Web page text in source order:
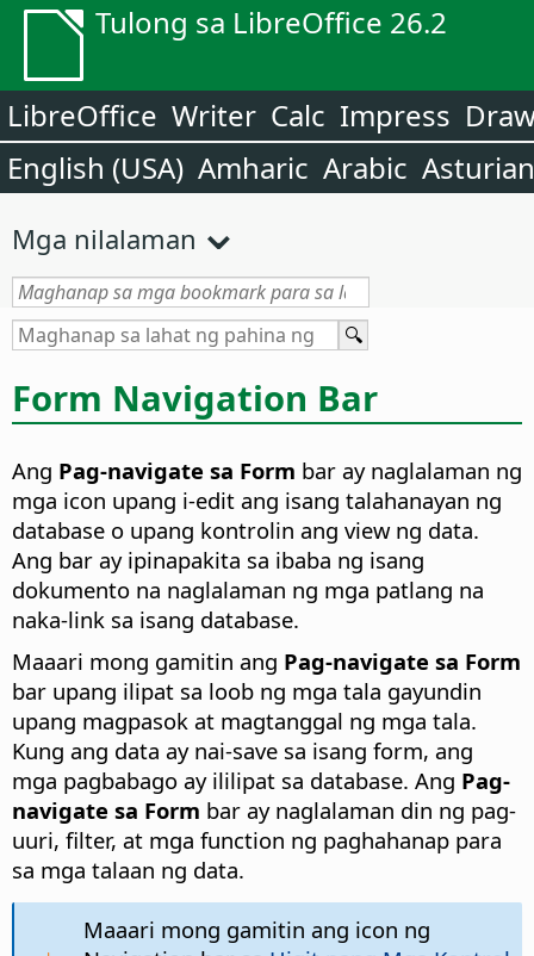
Tulong sa LibreOffice 26.2
LibreOffice Writer Calc Impress
English (USA) Amharic Arabic Asturian
Mga nilalaman
Form Navigation Bar
Ang Pag-navigate sa Form bar ay naglalaman ng
mga icon upang i-edit ang isang talahanayan ng
database o upang kontrolin ang view ng data.
Ang bar ay ipinapakita sa ibaba ng isang
dokumento na naglalaman ng mga patlang na
naka-link sa isang database.
Maaari mong gamitin ang Pag-navigate sa Form
bar upang ilipat sa loob ng mga tala gayundin
upang magpasok at magtanggal ng mga tala.
Kung ang data ay nai-save sa isang form, ang
mga pagbabago ay ililipat sa database. Ang Pag-
navigate sa Form bar ay naglalaman din ng pag-
uuri, filter, at mga function ng paghahanap para
sa mga talaan ng data.
Maaari mong gamitin ang icon ng